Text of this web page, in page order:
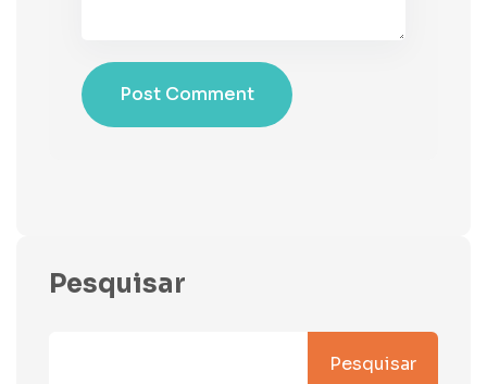
Post Comment
Pesquisar
Pesquisar